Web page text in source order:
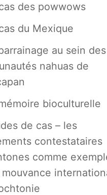
des powwows
du Mexique
au sein des
nahuas de
bioculturelle
de cas – les
contestataires
comme
mouvance